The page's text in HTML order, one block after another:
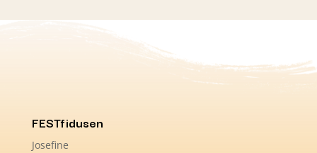
FESTfidusen
Josefine